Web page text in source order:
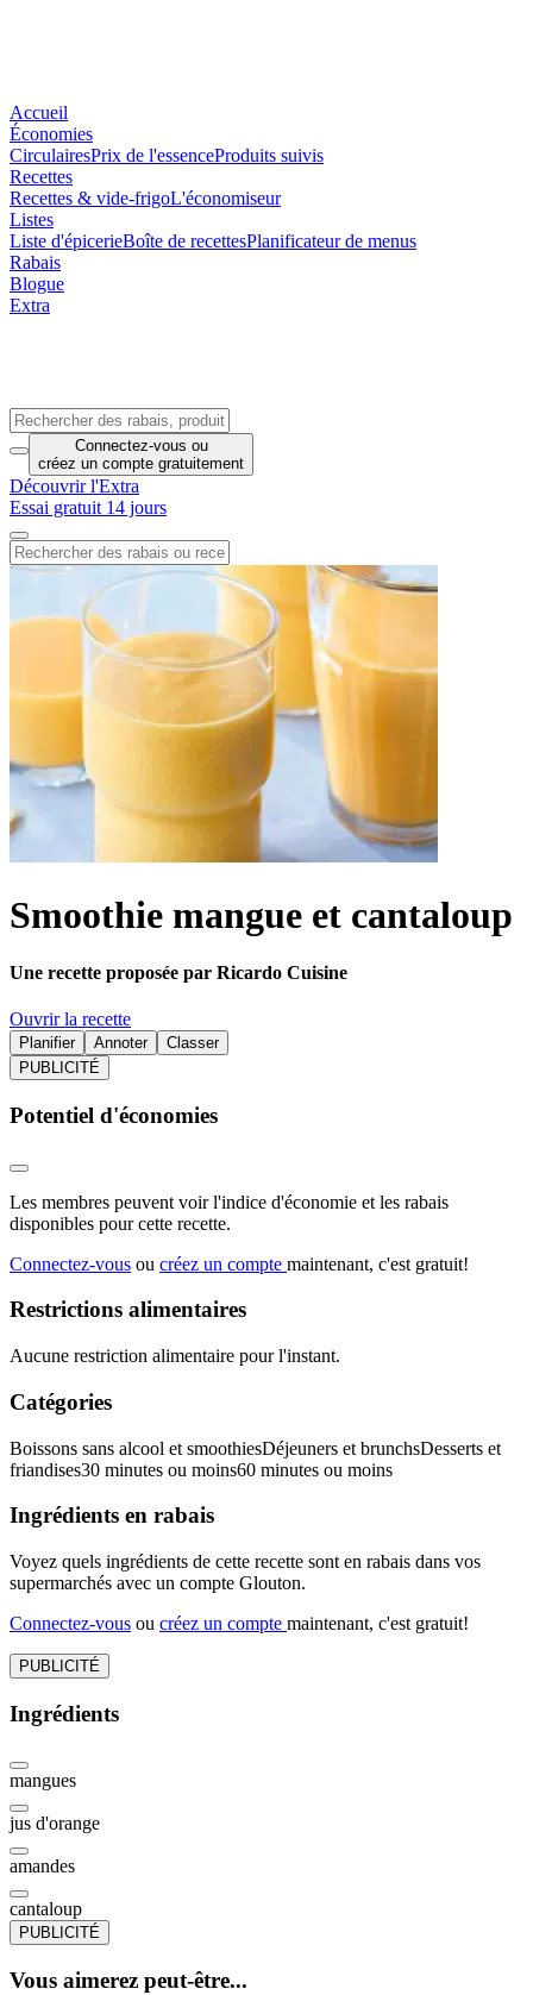
Accueil
Économies
CirculairesPrix de l'essenceProduits suivis
Recettes
Recettes & vide-frigoL'économiseur
Listes
Liste d'épicerieBoîte de recettesPlanificateur de menus
Rabais
Blogue
Extra
Connectez-vous ou
créez un compte gratuitement
Découvrir l'Extra
Essai gratuit 14 jours
Smoothie mangue et cantaloup
Une recette proposée par Ricardo Cuisine
Ouvrir la recette
Planifier Annoter
Classer
PUBLICITÉ
Potentiel d'économies
Les membres peuvent voir l'indice d'économie et les rabais
disponibles pour cette recette.
Connectez-vous ou créez un compte maintenant, c'est gratuit!
Restrictions alimentaires
Aucune restriction alimentaire pour l'instant.
Catégories
Boissons sans alcool et smoothiesDéjeuners et brunchsDesserts et
friandises30 minutes ou moins60 minutes ou moins
Ingrédients en rabais
Voyez quels ingrédients de cette recette sont en rabais dans vos
supermarchés avec un compte Glouton.
Connectez-vous ou créez un compte maintenant, c'est gratuit!
PUBLICITÉ
Ingrédients
mangues
jus d'orange
amandes
cantaloup
PUBLICITÉ
Vous aimerez peut-être...